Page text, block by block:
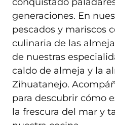
generaciones. En
pescados y mariscos
culinaria de las
de nuestras
caldo de almeja y la
Zihuatanejo.
para descubrir cómo
la frescura del mar y